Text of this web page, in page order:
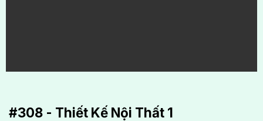
#308 - Thiết Kế Nội Thất 1